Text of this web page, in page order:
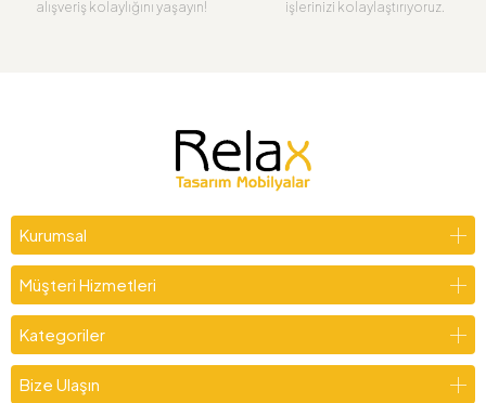
alışveriş kolaylığını yaşayın!
işlerinizi kolaylaştırıyoruz.
Kurumsal
Müşteri Hizmetleri
Kategoriler
Bize Ulaşın